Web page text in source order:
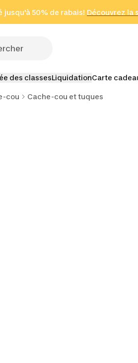
jusqu'à 50% de rabais! Découvrez la
Cliquez ici
en seulement 2
(Zones sélectionnées)
des classesLiquidationCarte
cou Cache-cou et tuques